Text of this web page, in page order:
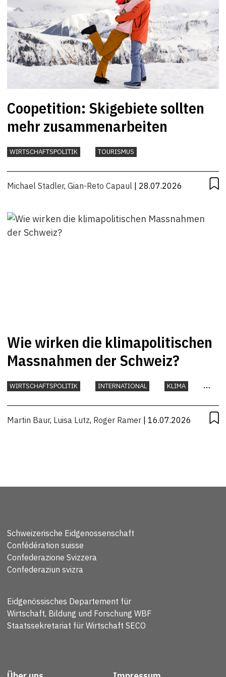
Coopetition: Skigebiete sollten
mehr zusammenarbeiten
WIRTSCHAFTSPOLITIK TOURISMUS
Michael Stadler, Gian-Reto Capaul | 28.07.2026
Wie wirken die klimapolitischen
Massnahmen der Schweiz?
WIRTSCHAFTSPOLITIK INTERNATIONAL
KLIMA
Martin Baur, Luisa Lutz, Roger Ramer | 16.07.2026
Schweizerische Eidgenossenschaft
Confédération suisse
Confederazione Svizzera
Confederaziun svizra
Eidgenössisches Departement für
Wirtschaft, Bildung und Forschung WBF
Staatssekretariat für Wirtschaft SECO